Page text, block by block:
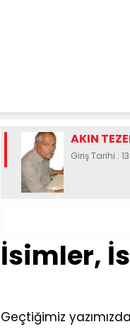
AKIN
Giriş Tarihi :
İsimler,
Geçtiğimiz